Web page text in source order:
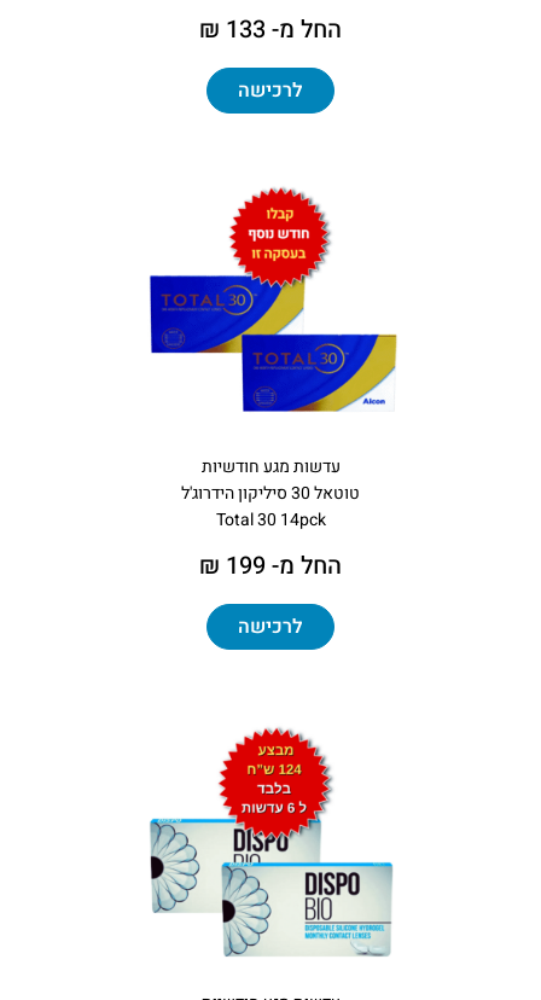
החל מ- 133 ₪
לרכישה
עדשות מגע חודשיות
טוטאל 30 סיליקון הידרוג'ל
Total 30 14pck
החל מ- 199 ₪
לרכישה